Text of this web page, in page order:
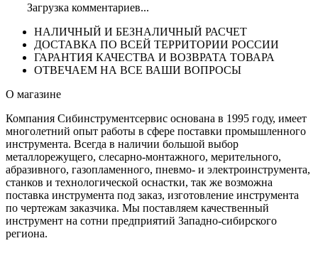
Загрузка комментариев...
НАЛИЧНЫЙ И БЕЗНАЛИЧНЫЙ РАСЧЕТ
ДОСТАВКА ПО ВСЕЙ ТЕРРИТОРИИ РОССИИ
ГАРАНТИЯ КАЧЕСТВА И ВОЗВРАТА ТОВАРА
ОТВЕЧАЕМ НА ВСЕ ВАШИ ВОПРОСЫ
О магазине
Компания Сибинструментсервис основана в 1995 году, имеет
многолетний опыт работы в сфере поставки промышленного
инструмента. Всегда в наличии большой выбор
металлорежущего, слесарно-монтажного, мерительного,
абразивного, газопламенного, пневмо- и электроинструмента,
станков и технологической оснастки, так же возможна
поставка инструмента под заказ, изготовление инструмента
по чертежам заказчика. Мы поставляем качественный
инструмент на сотни предприятий Западно-сибирского
региона.